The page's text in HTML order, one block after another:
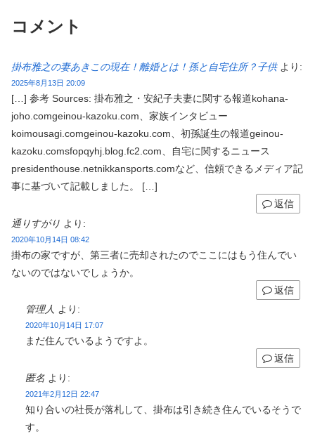
コメント
掛布雅之の妻あきこの現在！離婚とは！孫と自宅住所？子供 より:
2025年8月13日 20:09
[…] 参考 Sources: 掛布雅之・安紀子夫妻に関する報道kohana-
joho.comgeinou-kazoku.com、家族インタビュー
koimousagi.comgeinou-kazoku.com、初孫誕生の報道geinou-
kazoku.comsfopqyhj.blog.fc2.com、自宅に関するニュース
presidenthouse.netnikkansports.comなど、信頼できるメディア記
事に基づいて記載しました。 […]
返信
通りすがり より:
2020年10月14日 08:42
掛布の家ですが、第三者に売却されたのでここにはもう住んでい
ないのではないでしょうか。
返信
管理人 より:
2020年10月14日 17:07
まだ住んでいるようですよ。
返信
匿名 より:
2021年2月12日 22:47
知り合いの社長が落札して、掛布は引き続き住んでいるそうで
す。